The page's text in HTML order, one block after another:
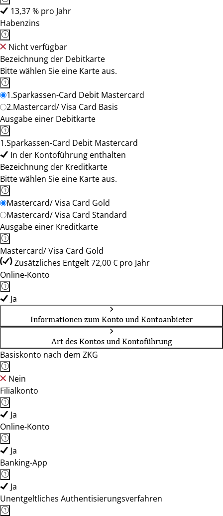
13,37 % pro Jahr
Habenzins
Nicht verfügbar
Bezeichnung der Debitkarte
Bitte wählen Sie eine Karte aus.
1.Sparkassen-Card Debit Mastercard
2.Mastercard/ Visa Card Basis
Ausgabe einer Debitkarte
1.Sparkassen-Card Debit Mastercard
In der Kontoführung enthalten
Bezeichnung der Kreditkarte
Bitte wählen Sie eine Karte aus.
Mastercard/ Visa Card Gold
Mastercard/ Visa Card Standard
Ausgabe einer Kreditkarte
Mastercard/ Visa Card Gold
Zusätzliches Entgelt 72,00 € pro Jahr
Online-Konto
Ja
Informationen zum Konto und Kontoanbieter
Art des Kontos und Kontoführung
Basiskonto nach dem ZKG
Nein
Filialkonto
Ja
Online-Konto
Ja
Banking-App
Ja
Unentgeltliches Authentisierungsverfahren